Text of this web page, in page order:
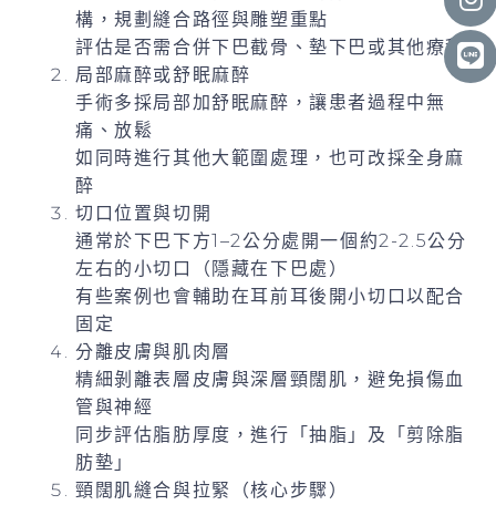
構，規劃縫合路徑與雕塑重點
評估是否需合併下巴截骨、墊下巴或其他療程
局部麻醉或舒眠麻醉
手術多採局部加舒眠麻醉，讓患者過程中無
痛、放鬆
如同時進行其他大範圍處理，也可改採全身麻
醉
切口位置與切開
通常於下巴下方1–2公分處開一個約2-2.5公分
左右的小切口（隱藏在下巴處）
有些案例也會輔助在耳前耳後開小切口以配合
固定
分離皮膚與肌肉層
精細剝離表層皮膚與深層頸闊肌，避免損傷血
管與神經
同步評估脂肪厚度，進行「抽脂」及「剪除脂
肪墊」
頸闊肌縫合與拉緊（核心步驟）